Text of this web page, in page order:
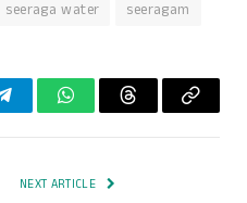
seeraga water seeragam
TelegramWhatsAppThreadsCopy
NEXT ARTICLE